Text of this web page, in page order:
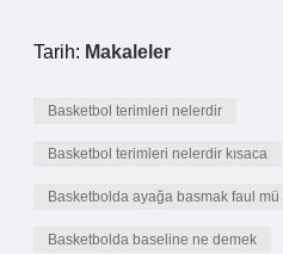
Tarih: Makaleler
Basketbol terimleri nelerdir
Basketbol terimleri nelerdir kısaca
Basketbolda ayağa basmak faul mü
Basketbolda baseline ne demek